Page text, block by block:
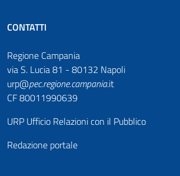
CONTATTI
Regione Campania
via S. Lucia 81 - 80132 Napoli
urp@pec.regione.campania.it
CF 80011990639
URP Ufficio Relazioni con il Pubblico
Redazione portale